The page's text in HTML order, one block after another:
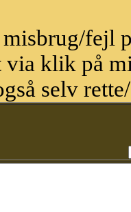
fejl
via klik på
selv